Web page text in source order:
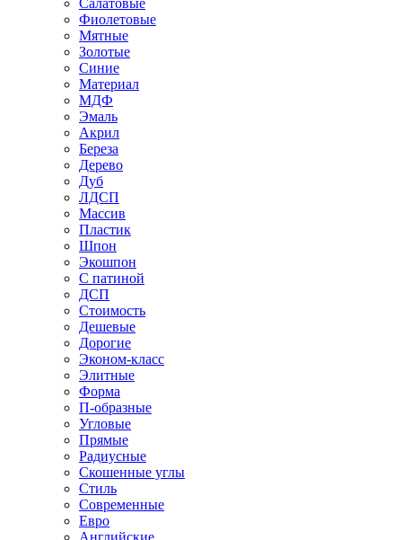
Салатовые
Фиолетовые
Мятные
Золотые
Синие
Материал
МДФ
Эмаль
Акрил
Береза
Дерево
Дуб
ЛДСП
Массив
Пластик
Шпон
Экошпон
С патиной
ДСП
Стоимость
Дешевые
Дорогие
Эконом-класс
Элитные
Форма
П-образные
Угловые
Прямые
Радиусные
Скошенные углы
Стиль
Современные
Евро
Английские